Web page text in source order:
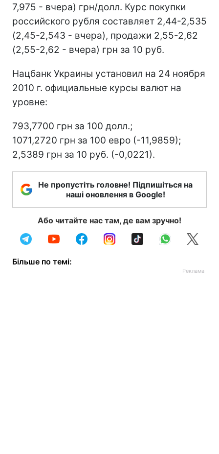
7,975 - вчера) грн/долл. Курс покупки
российского рубля составляет 2,44-2,535
(2,45-2,543 - вчера), продажи 2,55-2,62
(2,55-2,62 - вчера) грн за 10 руб.
Нацбанк Украины установил на 24 ноября
2010 г. официальные курсы валют на
уровне:
793,7700 грн за 100 долл.;
1071,2720 грн за 100 евро (-11,9859);
2,5389 грн за 10 руб. (-0,0221).
Не пропустіть головне! Підпишіться на
наші оновлення в Google!
Або читайте нас там, де вам зручно!
Більше по темі: